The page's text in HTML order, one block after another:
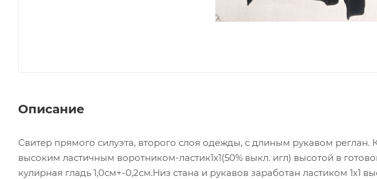
Описание
Свитер прямого силуэта, второго слоя одежды, с длиным рукавом
высоким ластичным воротником-ластик1х1(50% выкл. игл) высотой в
кулирная гладь 1,0см+-0,2см.Низ стана и рукавов заработан ластиком 1х1